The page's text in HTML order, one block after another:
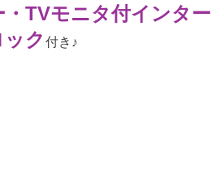
TVモニタ付インター
ク 付き♪